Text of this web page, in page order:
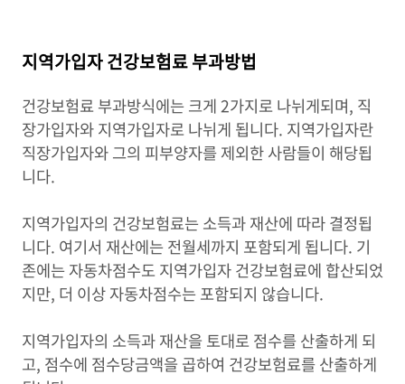
지역가입자 건강보험료 부과방법
건강보험료 부과방식에는 크게 2가지로 나뉘게되며, 직
장가입자와 지역가입자로 나뉘게 됩니다. 지역가입자란
직장가입자와 그의 피부양자를 제외한 사람들이 해당됩
니다.
지역가입자의 건강보험료는 소득과 재산에 따라 결정됩
니다. 여기서 재산에는 전월세까지 포함되게 됩니다. 기
존에는 자동차점수도 지역가입자 건강보험료에 합산되었
지만, 더 이상 자동차점수는 포함되지 않습니다.
지역가입자의 소득과 재산을 토대로 점수를 산출하게 되
고, 점수에 점수당금액을 곱하여 건강보험료를 산출하게